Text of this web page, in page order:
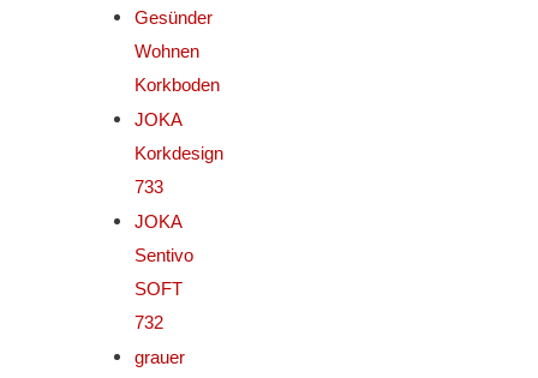
Gesünder
Wohnen
Korkboden
JOKA
Korkdesign
733
JOKA
Sentivo
SOFT
732
grauer